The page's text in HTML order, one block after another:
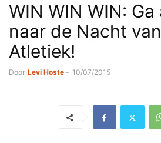
WIN WIN WIN: Ga
naar de Nacht
Atletiek!
Door Levi Hoste - 10/07/2015